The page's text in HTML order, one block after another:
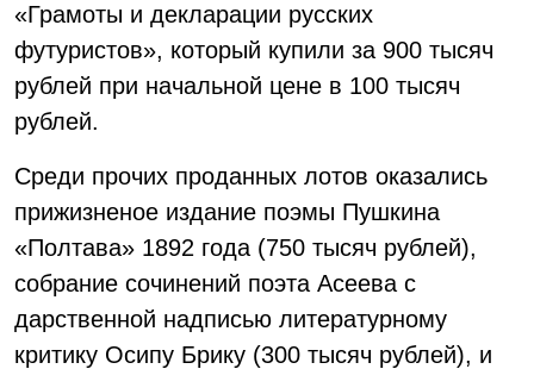
«Грамоты и декларации русских
футуристов», который купили за 900 тысяч
рублей при начальной цене в 100 тысяч
рублей.
Среди прочих проданных лотов оказались
прижизненое издание поэмы Пушкина
«Полтава» 1892 года (750 тысяч рублей),
собрание сочинений поэта Асеева с
дарственной надписью литературному
критику Осипу Брику (300 тысяч рублей), и